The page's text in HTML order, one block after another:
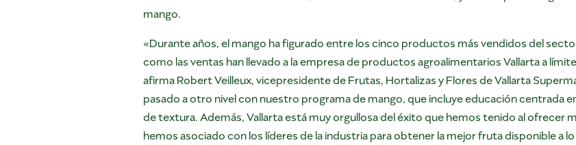
mango.
«Durante años, el mango ha figurado entre los cinco productos más vendidos del
como las ventas han llevado a la empresa de productos agroalimentarios Vallarta a
afirma Robert Veilleux, vicepresidente de Frutas, Hortalizas y Flores de Vallarta
pasado a otro nivel con nuestro programa de mango, que incluye educación centrada
de textura. Además, Vallarta está muy orgullosa del éxito que hemos tenido al ofrecer
hemos asociado con los líderes de la industria para obtener la mejor fruta disponible a